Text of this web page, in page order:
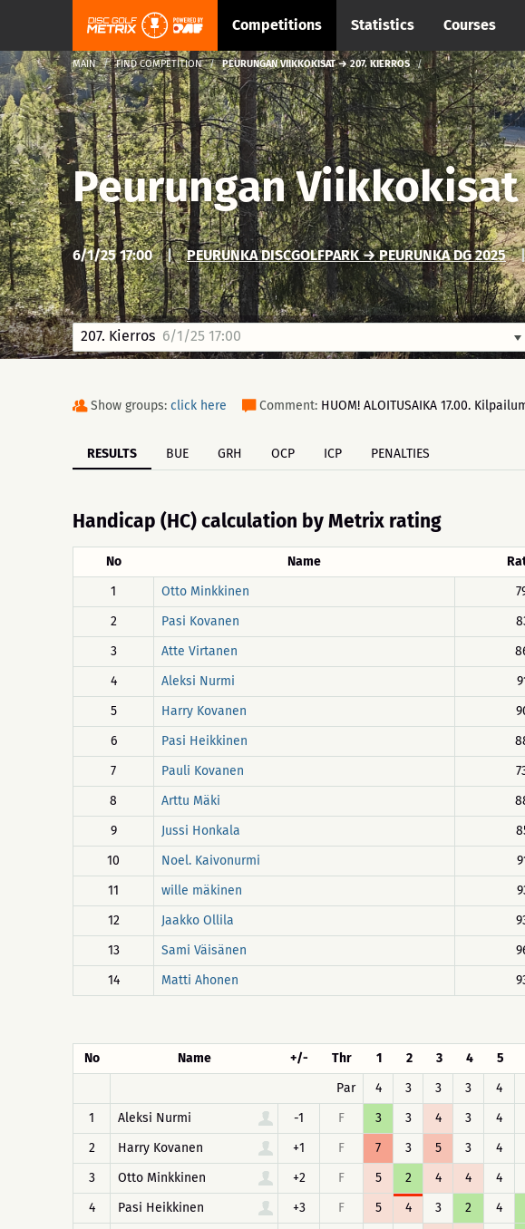
Competitions Statistics Courses
MAIN FIND COMPETITION PEURUNGAN VIIKKOKISAT → 207. KIERROS
Peurungan Viikkokisat
6/1/25 17:00 | PEURUNKA DISCGOLFPARK → PEURUNKA DG 2025 |
207. Kierros 6/1/25 17:00
Show groups: click here Comment: HUOM! ALOITUSAIKA 17.00.
RESULTS BUE GRH OCP ICP PENALTIES
Handicap (HC) calculation by Metrix rating
No Name
1
Otto Minkkinen
2
Pasi Kovanen
3
Atte Virtanen
4
Aleksi Nurmi
5
Harry Kovanen
6
Pasi Heikkinen
7
Pauli Kovanen
8
Arttu Mäki
9
Jussi Honkala
10
Noel. Kaivonurmi
11
wille mäkinen
12
Jaakko Ollila
13
Sami Väisänen
14
Matti Ahonen
No Name +/- Thr 1 2 3 4 5
Par
4 3 3 3 4
1
Aleksi Nurmi -1 F 3 3 4 3 4
2
Harry Kovanen +1 F 7 3 5 3 4
3
Otto Minkkinen +2 F 5 2 4 4 4
4
Pasi Heikkinen +3 F 5 4 3 2 4